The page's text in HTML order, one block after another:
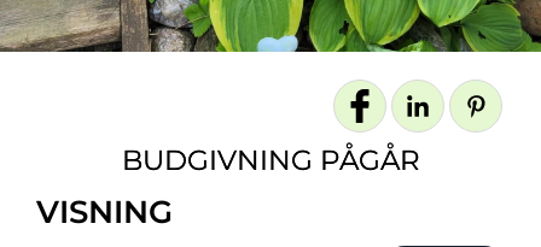
BUDGIVNING PÅGÅR
VISNING